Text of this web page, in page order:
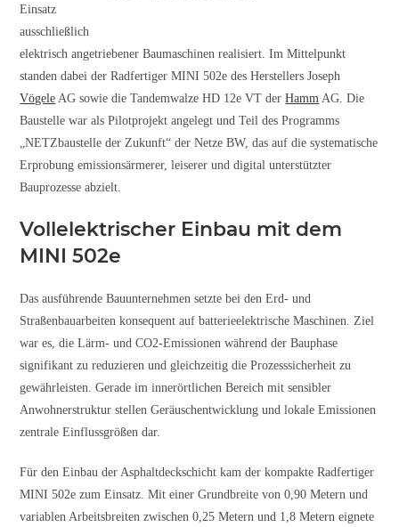
Einsatz
ausschließlich
elektrisch angetriebener Baumaschinen realisiert. Im Mittelpunkt
standen dabei der Radfertiger MINI 502e des Herstellers Joseph
Vögele AG sowie die Tandemwalze HD 12e VT derHamm AG. Die
Baustelle war als Pilotprojekt angelegt und Teil des Programms
„NETZbaustelle der Zukunft“ der Netze BW, das auf die systematische
Erprobung emissionsärmerer, leiserer und digital unterstützter
Bauprozesse abzielt.
Vollelektrischer Einbau mit dem
MINI 502e
Das ausführende Bauunternehmen setzte bei den Erd- und
Straßenbauarbeiten konsequent auf batterieelektrische Maschinen. Ziel
war es, die Lärm- und CO2-Emissionen während der Bauphase
signifikant zu reduzieren und gleichzeitig die Prozesssicherheit zu
gewährleisten. Gerade im innerörtlichen Bereich mit sensibler
Anwohnerstruktur stellen Geräuschentwicklung und lokale Emissionen
zentrale Einflussgrößen dar.
Für den Einbau der Asphaltdeckschicht kam der kompakte Radfertiger
MINI 502e zum Einsatz. Mit einer Grundbreite von 0,90 Metern und
variablen Arbeitsbreiten zwischen 0,25 Metern und 1,8 Metern eignete